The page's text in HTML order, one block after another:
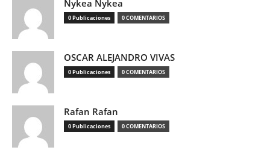
Nykea Nykea
0 Publicaciones 0 COMENTARIOS
OSCAR ALEJANDRO VIVAS
0 Publicaciones 0 COMENTARIOS
Rafan Rafan
0 Publicaciones 0 COMENTARIOS